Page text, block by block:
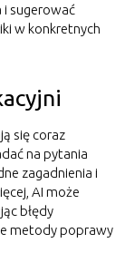
i sugerować
w konkretnych
się coraz
na pytania
zagadnienia i
AI może
błędy
metody poprawy